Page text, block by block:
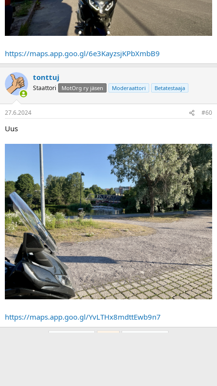
https://maps.app.goo.gl/6e3KayzsjKPbXmbB9
tonttuj
Staattori MotOrg ry jäsen Moderaattori Betatestaaja
27.6.2024 #60
Uus
https://maps.app.goo.gl/YvLTHx8mdttEwb9n7